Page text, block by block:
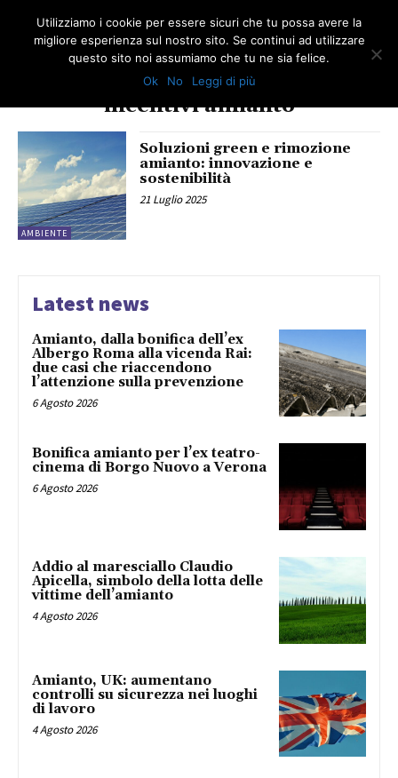
incentivi amianto
AMBIENTE
Soluzioni green e rimozione
amianto: innovazione e
sostenibilità
21 Luglio 2025
Latest news
Amianto, dalla bonifica dell’ex
Albergo Roma alla vicenda Rai:
due casi che riaccendono
l’attenzione sulla prevenzione
6 Agosto 2026
Bonifica amianto per l’ex teatro-
cinema di Borgo Nuovo a Verona
6 Agosto 2026
Addio al maresciallo Claudio
Apicella, simbolo della lotta delle
vittime dell’amianto
4 Agosto 2026
Amianto, UK: aumentano
controlli su sicurezza nei luoghi
di lavoro
4 Agosto 2026
Utilizziamo i cookie per essere sicuri che tu possa avere la
migliore esperienza sul nostro sito. Se continui ad utilizzare
questo sito noi assumiamo che tu ne sia felice.
Ok
No Leggi di più